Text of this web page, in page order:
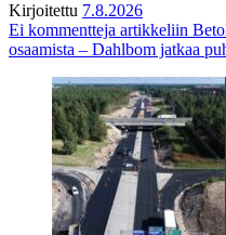
Kirjoitettu 7.8.2026
Ei kommentteja artikkeliin
osaamista – Dahlbom jatkaa